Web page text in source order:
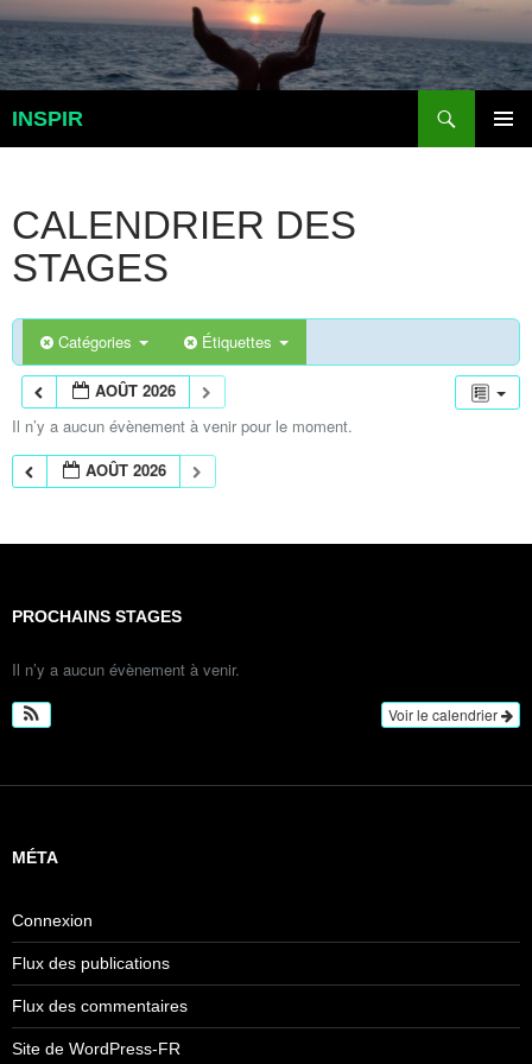
Aller
au
contenu
INSPIR
CALENDRIER DES
STAGES
Catégories Étiquettes
AOÛT 2026
Il n’y a aucun évènement à venir pour le moment.
AOÛT 2026
PROCHAINS STAGES
Il n’y a aucun évènement à venir.
Voir le calendrier
MÉTA
Connexion
Flux des publications
Flux des commentaires
Site de WordPress-FR